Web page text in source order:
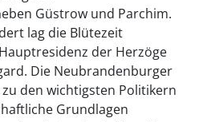
Güstrow und Parchim.
lag die Blütezeit
der Herzöge
Die Neubrandenburger
den wichtigsten Politikern
Grundlagen